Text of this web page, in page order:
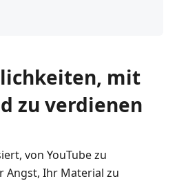
mit
zu verdienen
von YouTube zu
Angst, Ihr Material zu